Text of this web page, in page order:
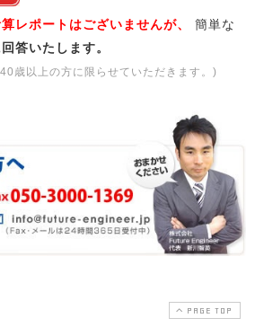
レポートはございませんが、
簡単な
答いたします。
歳以上の方に限らせていただきます。)
PAGE TOP